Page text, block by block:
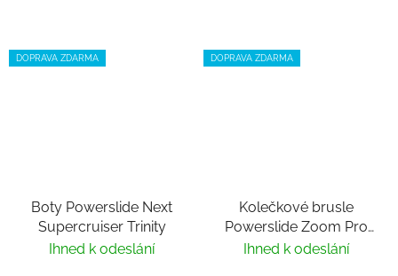
DOPRAVA ZDARMA
Boty Powerslide Next
Supercruiser Trinity
Ihned k odeslání
DOPRAVA ZDARMA
Kolečkové brusle
Powerslide Zoom Pro
80 Black
Ihned k odeslání